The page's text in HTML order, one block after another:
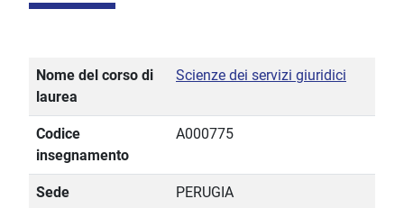
Nome del corso di
laurea
Scienze dei servizi giuridici
Codice
insegnamento
A000775
Sede PERUGIA